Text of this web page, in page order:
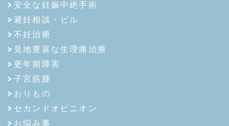
安全な妊娠中絶手術
避妊相談・ピル
不妊治療
見地豊富な生理痛治療
更年期障害
子宮筋腫
おりもの
セカンドオピニオン
お悩み事